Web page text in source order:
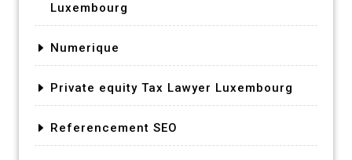
Luxembourg
Numerique
Private equity Tax Lawyer Luxembourg
Referencement SEO